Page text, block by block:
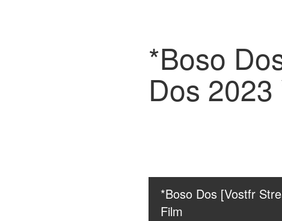
*Boso
Dos
*Boso Dos [Vostfr
Film